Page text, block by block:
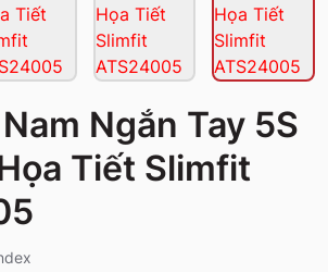
Ngắn Tay 5S
Tiết Slimfit